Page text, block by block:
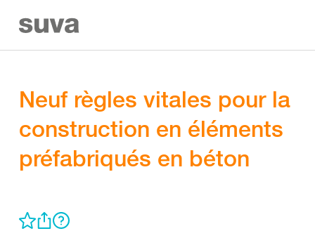
Neuf règles vitales pour la
construction en éléments
préfabriqués en béton